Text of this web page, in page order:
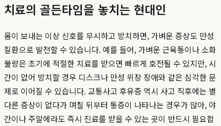
치료의 골든타임을 놓치는 현대인
몸이 보내는 이상 신호를 무시하고 방치하면, 가벼운 증상도 만성
질환으로 발전할 수 있습니다. 예를 들어, 가벼운 근육통이나 소화
불량은 초기에 적절한 치료를 받으면 빠르게 호전될 수 있지만, 시
간이 없어 방치할 경우 디스크나 만성 위장 장애와 같은 심각한 문
제로 이어질 수 있습니다. 교통사고 후유증 역시 사고 직후에는 별
다른 증상이 없다가 며칠 뒤부터 통증이 나타나는 경우가 많아, 야
간이나 주말에라도 즉시 진료를 받을 수 있는 곳이 반드시 필요합